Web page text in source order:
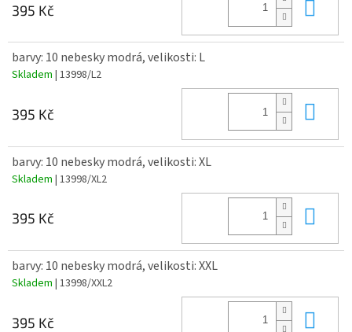
395 Kč
barvy: 10 nebesky modrá, velikosti: L
Skladem | 13998/L2
395 Kč
barvy: 10 nebesky modrá, velikosti: XL
Skladem | 13998/XL2
395 Kč
barvy: 10 nebesky modrá, velikosti: XXL
Skladem | 13998/XXL2
395 Kč